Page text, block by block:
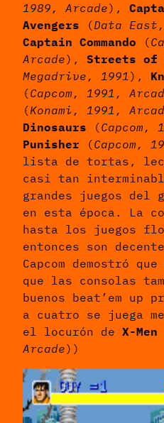
1989, Arcade),
Avengers (Data
Captain Commando (
Arcade), Streets of
Megadrive, 1991),
(Capcom, 1991,
(Konami, 1991,
Dinosaurs (Capcom,
Punisher (Capcom,
lista de tortas,
casi tan
grandes juegos del
en esta época. La
hasta los juegos
entonces son
Capcom demostró
que las consolas
buenos beat’em up
a cuatro se juega
el locurón de X-Men
Arcade))